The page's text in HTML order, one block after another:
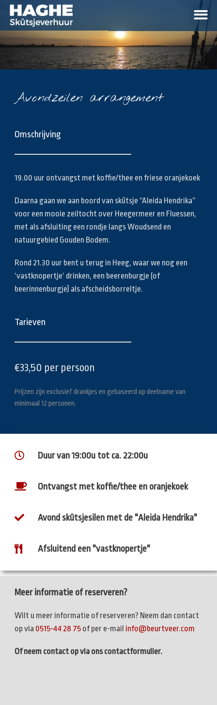
Avondzeilen arrangement
Omschrijving
19.00 uur ontvangst met koffie/thee en friese oranjekoek
Daarna gaan we aan boord van skûtsje “Aleida Hendrika”
voor een mooie zeiltocht over Heegermeer en Fluessen,
met als afsluiting een rondje langs Woudsend en
natuurgebied Gouden Bodem.
Rond 21.30 uur bent u terug in Heeg, waar we nog een
‘vastknopertje’ drinken, een beerenburgje (of
beerinnenburgje) als afscheidsborreltje.
Tarieven
€33,50 per persoon
Prijzen zijn exclusief drankjes en gebaseerd op deelname van
minimaal 12 personen.
Duur van 19:00u tot ca. 22:00u
Ontvangst met koffie/thee en oranjekoek
Avond skûtsjesilen met de "Aleida Hendrika"
Afsluitend een "vastknopertje"
Meer informatie of reserveren?
Wilt u meer informatie of reserveren? Neem dan contact
op via 0515-44 28 75 of per e-mail info@beurtveer.com
Of neem contact op via ons contactformulier.